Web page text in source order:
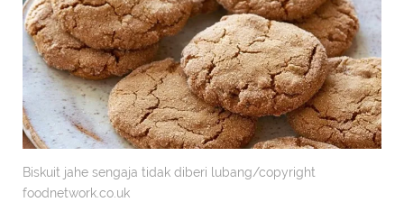
Biskuit jahe sengaja tidak diberi lubang/copyright
foodnetwork.co.uk